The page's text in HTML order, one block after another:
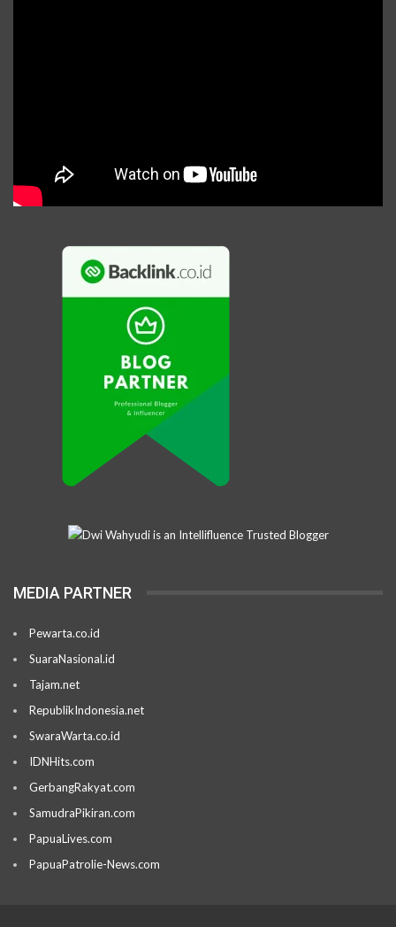
MEDIA PARTNER
Pewarta.co.id
SuaraNasional.id
Tajam.net
RepublikIndonesia.net
SwaraWarta.co.id
IDNHits.com
GerbangRakyat.com
SamudraPikiran.com
PapuaLives.com
PapuaPatrolie-News.com